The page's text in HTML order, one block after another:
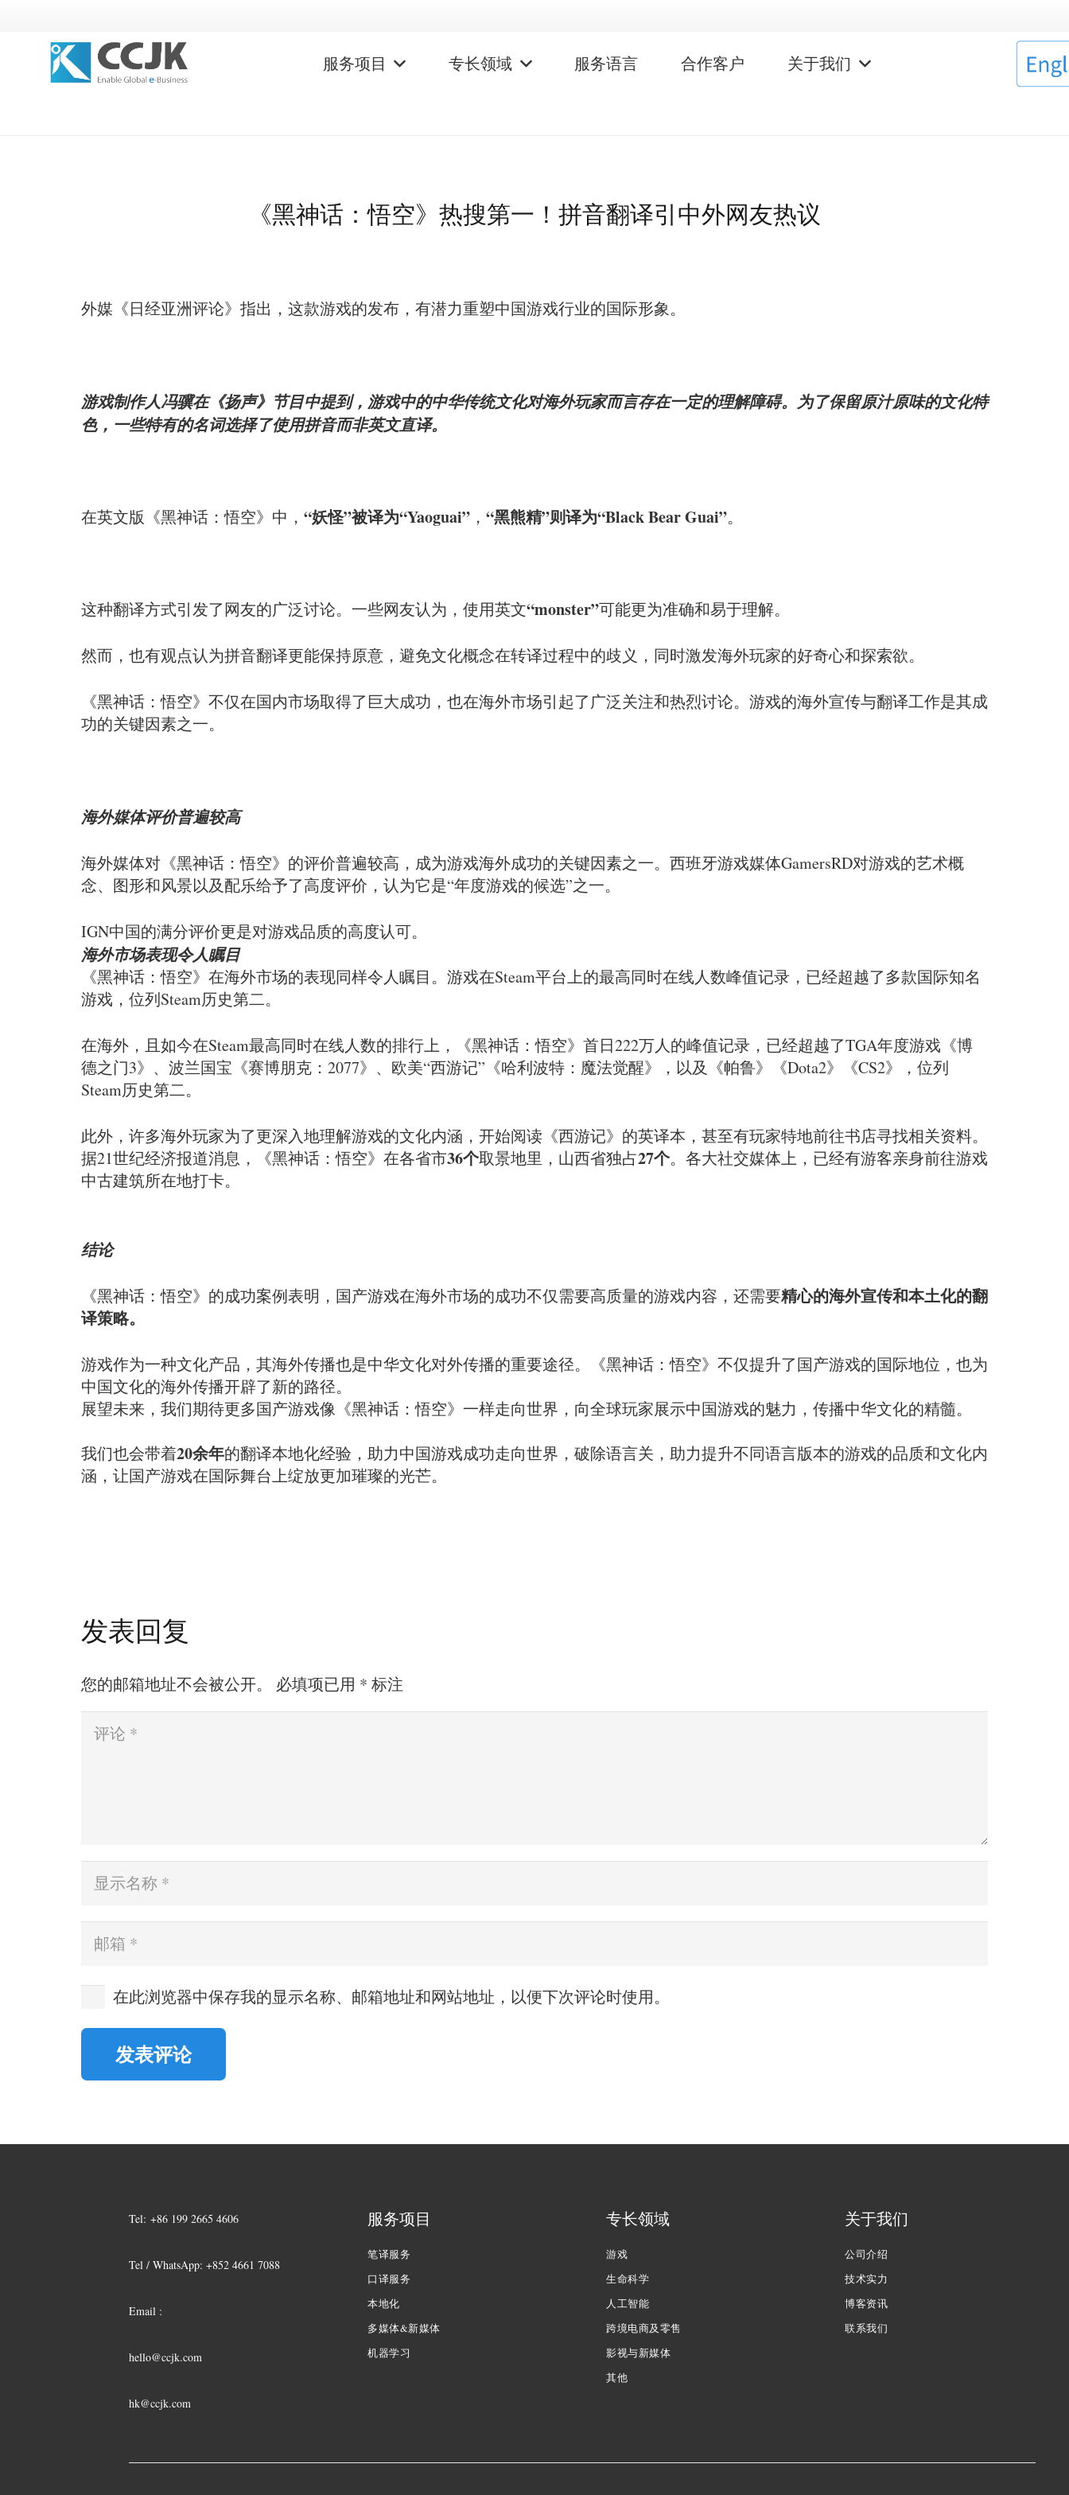
服务项目 专长领域 服务语言 合作客户 关于我们
《黑神话：悟空》热搜第一！拼音翻译引中外网友热议
外媒《日经亚洲评论》指出，这款游戏的发布，有潜力重塑中国游戏行业的国际形象。
游戏制作人冯骥在《扬声》节目中提到，游戏中的中华传统文化对海外玩家而言存在一定的理解障碍。为了保留原汁原味的文化特
色，一些特有的名词选择了使用拼音而非英文直译。
在英文版《黑神话：悟空》中， “妖怪”被译为“Yaoguai” ， “黑熊精”则译为“Black Bear Guai”。
这种翻译方式引发了网友的广泛讨论。一些网友认为，使用英文“monster”可能更为准确和易于理解。
然而，也有观点认为拼音翻译更能保持原意，避免文化概念在转译过程中的歧义，同时激发海外玩家的好奇心和探索欲。
《黑神话：悟空》不仅在国内市场取得了巨大成功，也在海外市场引起了广泛关注和热烈讨论。游戏的海外宣传与翻译工作是其成
功的关键因素之一。
海外媒体评价普遍较高
海外媒体对《黑神话：悟空》的评价普遍较高，成为游戏海外成功的关键因素之一。西班牙游戏媒体GamersRD对游戏的艺术概
念、图形和风景以及配乐给予了高度评价，认为它是“年度游戏的候选”之一。
IGN中国的满分评价更是对游戏品质的高度认可。
海外市场表现令人瞩目
《黑神话：悟空》在海外市场的表现同样令人瞩目。游戏在Steam平台上的最高同时在线人数峰值记录，已经超越了多款国际知名
游戏，位列Steam历史第二。
在海外，且如今在Steam最高同时在线人数的排行上，《黑神话：悟空》首日222万人的峰值记录，已经超越了TGA年度游戏《博
德之门3》、波兰国宝《赛博朋克：2077》、欧美“西游记”《哈利波特：魔法觉醒》，以及《帕鲁》《Dota2》《CS2》，位列
Steam历史第二。
此外，许多海外玩家为了更深入地理解游戏的文化内涵，开始阅读《西游记》的英译本，甚至有玩家特地前往书店寻找相关资料。
据21世纪经济报道消息，《黑神话：悟空》在各省市36个取景地里，山西省独占27个。各大社交媒体上，已经有游客亲身前往游戏
中古建筑所在地打卡。
结论
《黑神话：悟空》的成功案例表明，国产游戏在海外市场的成功不仅需要高质量的游戏内容，还需要精心的海外宣传和本土化的翻
译策略。
游戏作为一种文化产品，其海外传播也是中华文化对外传播的重要途径。《黑神话：悟空》不仅提升了国产游戏的国际地位，也为
中国文化的海外传播开辟了新的路径。
展望未来，我们期待更多国产游戏像《黑神话：悟空》一样走向世界，向全球玩家展示中国游戏的魅力，传播中华文化的精髓。
我们也会带着20余年的翻译本地化经验，助力中国游戏成功走向世界，破除语言关，助力提升不同语言版本的游戏的品质和文化内
涵，让国产游戏在国际舞台上绽放更加璀璨的光芒。
发表回复
您的邮箱地址不会被公开。 必填项已用 * 标注
在此浏览器中保存我的显示名称、邮箱地址和网站地址，以便下次评论时使用。
发表评论
Tel: +86 199 2665 4606
Tel / WhatsApp: +852 4661 7088
Email :
hello@ccjk.com
hk@ccjk.com
服务项目
笔译服务
口译服务
本地化
多媒体&新媒体
机器学习
专长领域
游戏
生命科学
人工智能
跨境电商及零售
影视与新媒体
其他
关于我们
公司介绍
技术实力
博客资讯
联系我们